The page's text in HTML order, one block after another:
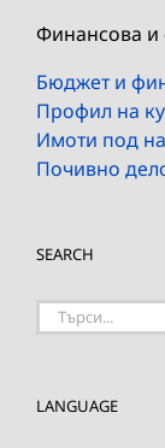
Финансова и
Бюджет и
Профил на
Имоти под
Почивно
SEARCH
Търсене
LANGUAGE